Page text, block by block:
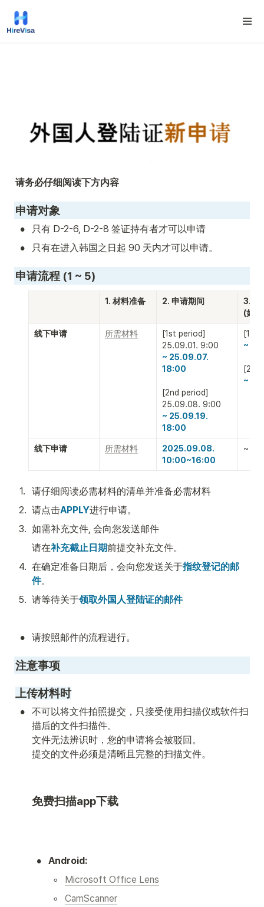
请务必仔细阅读下方内容
申请对象
• 只有 D-2-6, D-2-8 签证持有者才可以申请
• 只有在进入韩国之日起 90 天内才可以申请。
申请流程 (1 ~ 5)
1. 材料准备 2. 申请期间
3. 交
(如
线下申请 所需材料
[1st period]
~ 25.09.07.
18:00
[2nd period]
~ 25.09.19.
18:00
[1st
~
~
线下申请 所需材料
2025.09.08.
10:00~16:00
~
1.
请仔细阅读必需材料的清单并准备必需材料
2. 请点击APPLY进行申请。
3. 如需补充文件, 会向您发送邮件
请在补充截止日期前提交补充文件。
4. 在确定准备日期后，会向您发送关于指纹登记的邮
件。
5. 请等待关于领取外国人登陆证的邮件
• 请按照邮件的流程进行。
注意事项
上传材料时
•
不可以将文件拍照提交，只接受使用扫描仪或软件扫
描后的文件扫描件。
文件无法辨识时，您的申请将会被驳回。
提交的文件必须是清晰且完整的扫描文件。
免费扫描app下载
• Android:
◦ Microsoft Office Lens
◦ CamScanner